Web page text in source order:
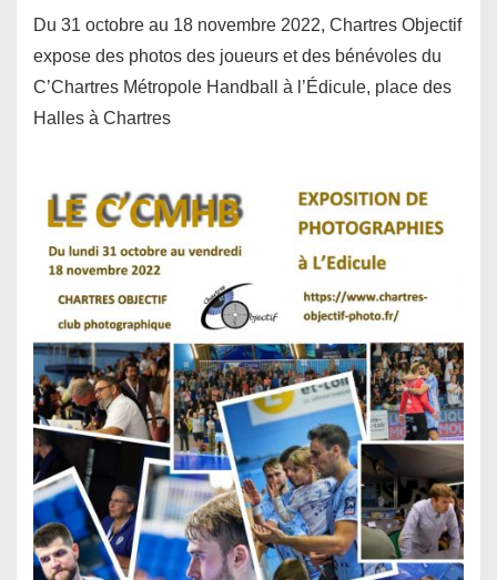
Du 31 octobre au 18 novembre 2022, Chartres Objectif
expose des photos des joueurs et des bénévoles du
C’Chartres Métropole Handball à l’Édicule, place des
Halles à Chartres